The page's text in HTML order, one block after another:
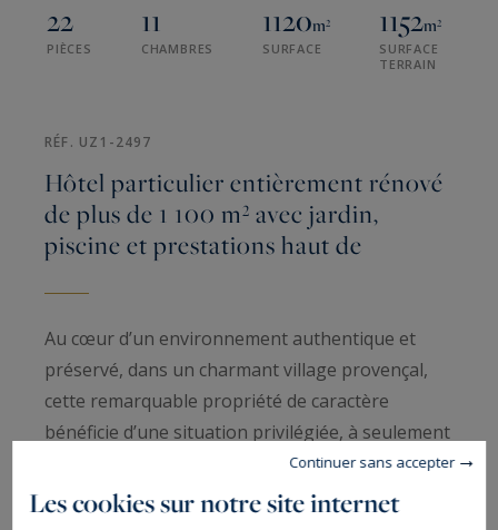
22
PIÈCES
11
CHAMBRES
1120m²
SURFACE
1152m²
SURFACE
TERRAIN
RÉF. UZ1-2497
Hôtel particulier entièrement rénové
de plus de 1 100 m² avec jardin,
piscine et prestations haut de
Au cœur d’un environnement authentique et
préservé, dans un charmant village provençal,
cette remarquable propriété de caractère
bénéficie d’une situation privilégiée, à seulement
35 kilomètres d’Uzès et 20 kilomètres d’Avignon,
tout en restant proche des Alpilles, d’Arles et de
Les cookies sur notre site internet
Continuer sans accepter